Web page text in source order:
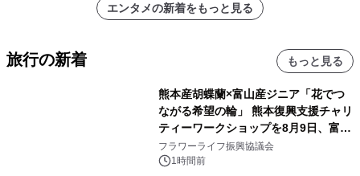
エンタメの新着をもっと見る
旅行の新着 もっと見る
熊本産胡蝶蘭×富山産ジニア「花でつ
ながる希望の輪」 熊本復興支援チャリ
ティーワークショップを8月9日、富
山・射水で開催
フラワーライフ振興協議会
1時間前